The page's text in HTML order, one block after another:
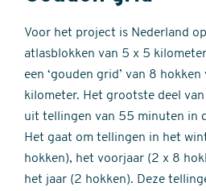
Voor het project is Nederland
atlasblokken van 5 x 5
een ‘gouden grid’ van 8
kilometer. Het grootste deel
uit tellingen van 55 minuten in
Het gaat om tellingen in het
hokken), het voorjaar (2 x 8
het jaar (2 hokken). Deze